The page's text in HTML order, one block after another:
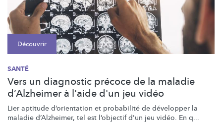
Découvrir
SANTÉ
Vers un diagnostic précoce de la maladie
d’Alzheimer à l'aide d'un jeu vidéo
Lier aptitude d’orientation et probabilité de développer la
maladie d’Alzheimer, tel est l’objectif d'un jeu vidéo. En q...